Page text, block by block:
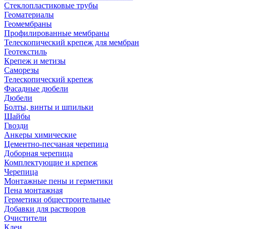
Стеклопластиковые трубы
Геоматериалы
Геомембраны
Профилированные мембраны
Телескопический крепеж для мембран
Геотекстиль
Крепеж и метизы
Саморезы
Телескопический крепеж
Фасадные дюбели
Дюбели
Болты, винты и шпильки
Шайбы
Гвозди
Анкеры химические
Цементно-песчаная черепица
Доборная черепица
Комплектующие и крепеж
Черепица
Монтажные пены и герметики
Пена монтажная
Герметики общестроительные
Добавки для растворов
Очистители
Клеи